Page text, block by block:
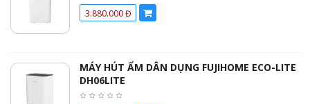
3.880.000 Đ
MÁY HÚT ẨM DÂN DỤNG FUJIHOME ECO-LITE
DH06LITE